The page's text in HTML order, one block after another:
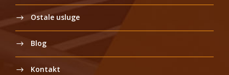
Ostale usluge
Blog
Kontakt